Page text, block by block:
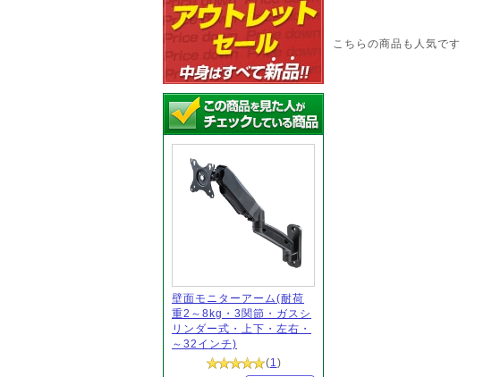
壁面モニターアーム(耐荷
重2～8kg・3関節・ガスシ
リンダー式・上下・左右・
～32インチ)
(1 )
こちらの商品も人気です